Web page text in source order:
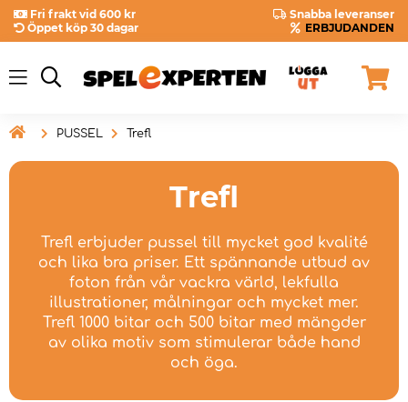
Fri frakt vid 600 kr
Snabba leveranser
Öppet köp 30 dagar
ERBJUDANDEN
 PUSSEL Trefl
Trefl
Trefl erbjuder pussel till mycket god kvalité
och lika bra priser. Ett spännande utbud av
foton från vår vackra värld, lekfulla
illustrationer, målningar och mycket mer.
Trefl 1000 bitar och 500 bitar med mängder
av olika motiv som stimulerar både hand
och öga.